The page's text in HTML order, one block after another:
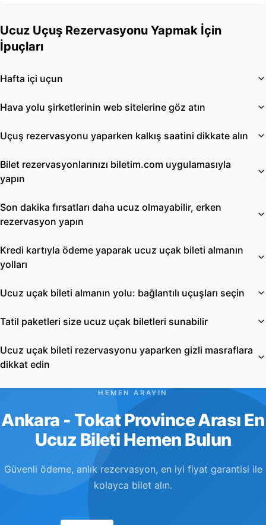
Ucuz Uçuş Rezervasyonu Yapmak İçin
İpuçları
Hafta içi uçun
Hava yolu şirketlerinin web sitelerine göz atın
Uçuş rezervasyonu yaparken kalkış saatini dikkate alın
Bilet rezervasyonlarınızı biletim.com uygulamasıyla
yapın
Son dakika fırsatları daha ucuz olmayabilir, erken
rezervasyon yapın
Kredi kartıyla ödeme yaparak ucuz uçak bileti almanın
yolları
Ucuz uçak bileti almanın yolu: bağlantılı uçuşları seçin
Tatil paketleri size ucuz uçak biletleri sunabilir
Ucuz uçak bileti rezervasyonu yaparken gizli masraflara
dikkat edin
HEMEN ARAYIN
Ankara - Tokat Province Arası En
Ucuz Bileti Hemen Bulun
Güvenli ödeme, anlık rezervasyon, en iyi fiyat garantisi ile
kolayca bilet alın.